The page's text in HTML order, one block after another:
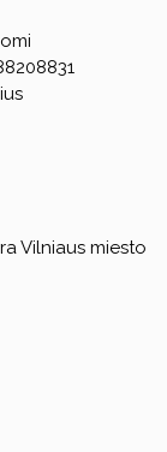
Vilniaus miesto